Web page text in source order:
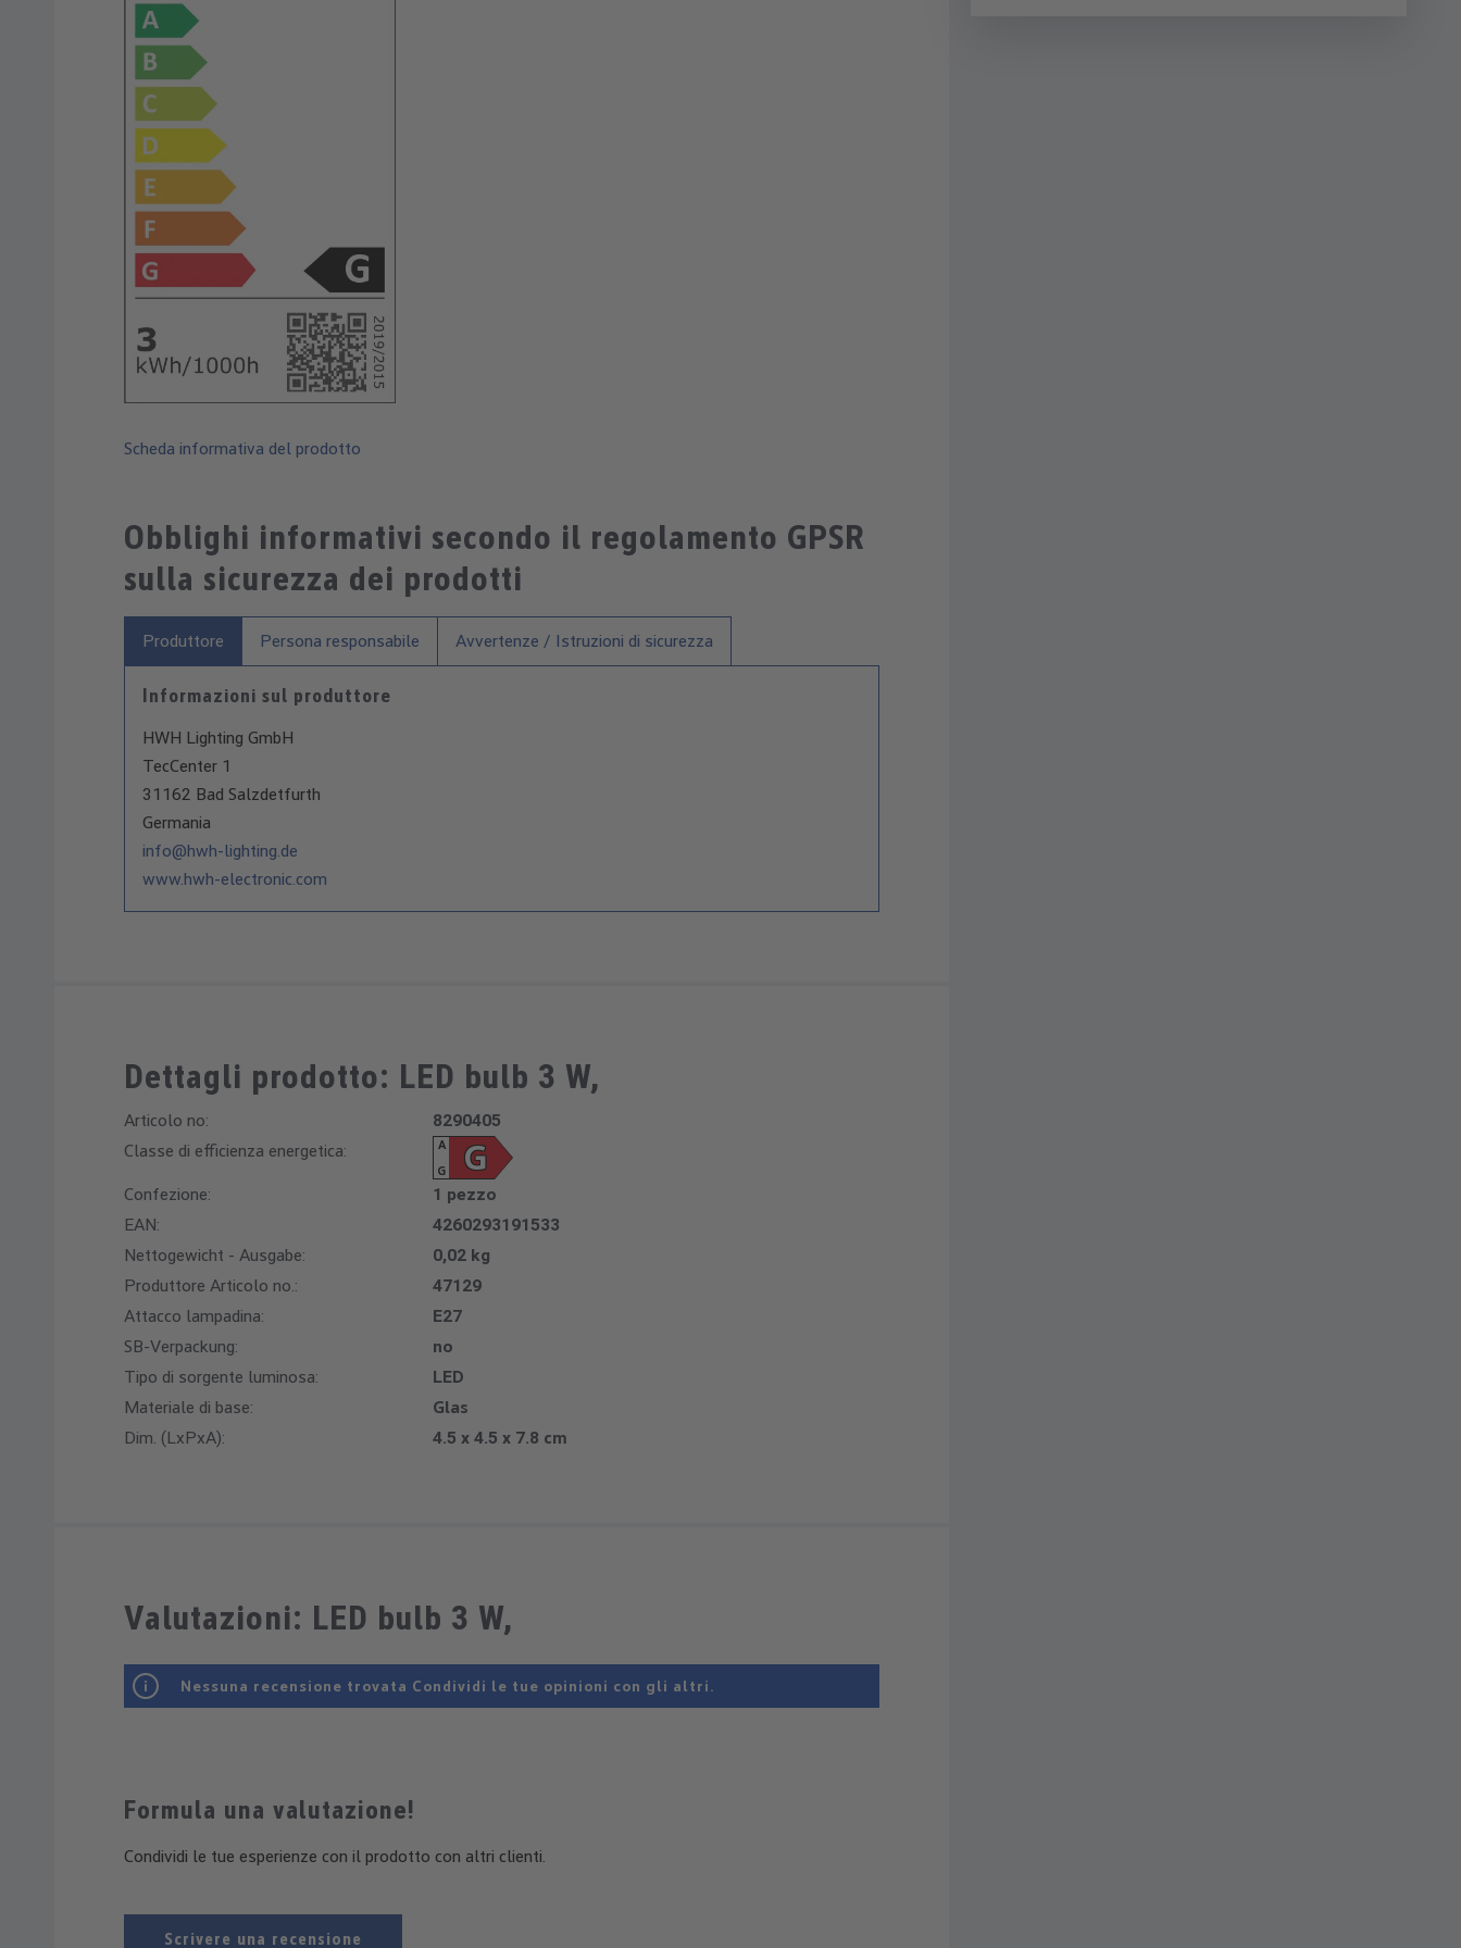
Scheda informativa del prodotto
Obblighi informativi secondo il regolamento GPSR
sulla sicurezza dei prodotti
Produttore Persona responsabile Avvertenze / Istruzioni di sicurezza
Informazioni sul produttore
HWH Lighting GmbH
TecCenter 1
31162 Bad Salzdetfurth
Germania
info@hwh-lighting.de
www.hwh-electronic.com
Dettagli prodotto: LED bulb 3 W,
Articolo no:
8290405
Classe di efficienza energetica:
A
G
G
Confezione:
1 pezzo
EAN:
4260293191533
Nettogewicht - Ausgabe:
0,02 kg
Produttore Articolo no.:
47129
Attacco lampadina:
E27
SB-Verpackung:
no
Tipo di sorgente luminosa:
LED
Materiale di base:
Glas
Dim. (LxPxA):
4.5 x 4.5 x 7.8 cm
Valutazioni: LED bulb 3 W,
Formula una valutazione!
Condividi le tue esperienze con il prodotto con altri clienti.
Scrivere una recensione
Nessuna recensione trovata Condividi le tue opinioni con gli altri.